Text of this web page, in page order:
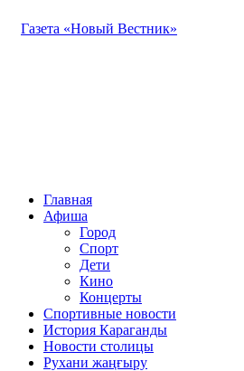
Газета «Новый Вестник»
Главная
Афиша
Город
Спорт
Дети
Кино
Концерты
Спортивные новости
История Караганды
Новости столицы
Рухани жаңғыру